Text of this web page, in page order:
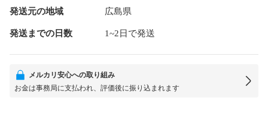
発送元の地域 広島県
発送までの日数 1~2日で発送
メルカリ安心への取り組み
お金は事務局に支払われ、評価後に振り込まれます